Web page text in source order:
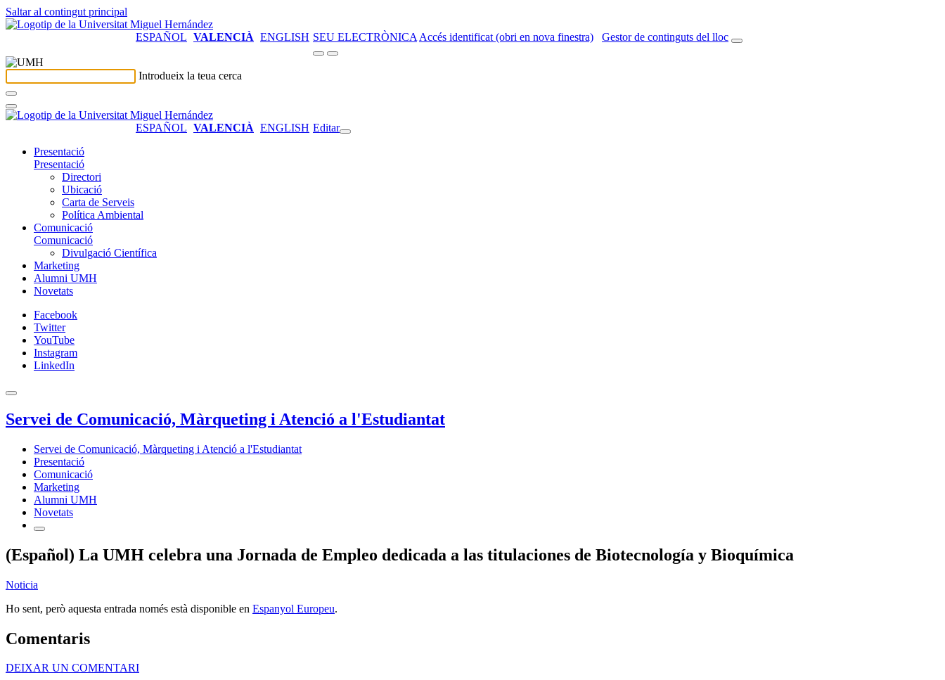
Saltar al contingut principal
ESPAÑOL VALENCIÀ ENGLISH SEU ELECTRÒNICA Accés identificat (obri en nova finestra) Gestor de continguts del lloc
Introdueix la teua cerca
ESPAÑOL VALENCIÀ ENGLISH Editar
Presentació
Presentació
Directori
Ubicació
Carta de Serveis
Política Ambiental
Comunicació
Comunicació
Divulgació Científica
Marketing
Alumni UMH
Novetats
Facebook
Twitter
YouTube
Instagram
LinkedIn
Servei de Comunicació, Màrqueting i Atenció a l'Estudiantat
Servei de Comunicació, Màrqueting i Atenció a l'Estudiantat
Presentació
Comunicació
Marketing
Alumni UMH
Novetats
(Español) La UMH celebra una Jornada de Empleo dedicada a las titulaciones de Biotecnología y Bioquímica
Noticia
Ho sent, però aquesta entrada només està disponible en Espanyol Europeu.
Comentaris
DEIXAR UN COMENTARI